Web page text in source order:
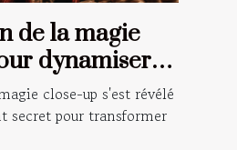
de la magie
dynamiser
spéciaux
close-up s'est révélé
secret pour transformer